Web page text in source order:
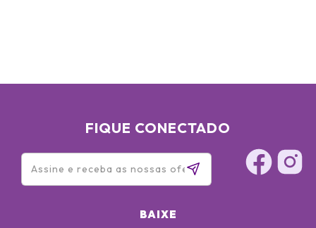
FIQUE CONECTADO
BAIXE